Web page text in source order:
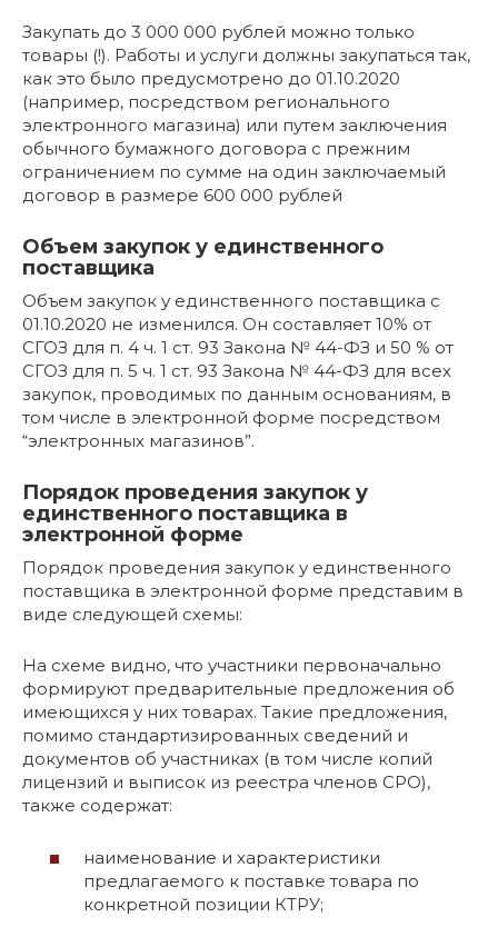
Закупать до 3 000 000 рублей можно только
товары (!). Работы и услуги должны закупаться так,
как это было предусмотрено до 01.10.2020
(например, посредством регионального
электронного магазина) или путем заключения
обычного бумажного договора с прежним
ограничением по сумме на один заключаемый
договор в размере 600 000 рублей
Объем закупок у единственного
поставщика
Объем закупок у единственного поставщика с
01.10.2020 не изменился. Он составляет 10% от
СГОЗ для п. 4 ч. 1 ст. 93 Закона № 44-ФЗ и 50 % от
СГОЗ для п. 5 ч. 1 ст. 93 Закона № 44-ФЗ для всех
закупок, проводимых по данным основаниям, в
том числе в электронной форме посредством
“электронных магазинов”.
Порядок проведения закупок у
единственного поставщика в
электронной форме
Порядок проведения закупок у единственного
поставщика в электронной форме представим в
виде следующей схемы:
На схеме видно, что участники первоначально
формируют предварительные предложения об
имеющихся у них товарах. Такие предложения,
помимо стандартизированных сведений и
документов об участниках (в том числе копий
лицензий и выписок из реестра членов СРО),
также содержат:
наименование и характеристики
предлагаемого к поставке товара по
конкретной позиции КТРУ;